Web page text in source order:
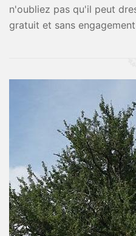
n'oubliez pas qu'il peut
gratuit et sans